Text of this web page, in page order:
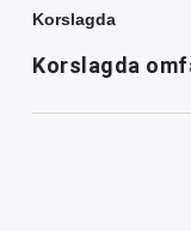
Korslagda
Korslagda